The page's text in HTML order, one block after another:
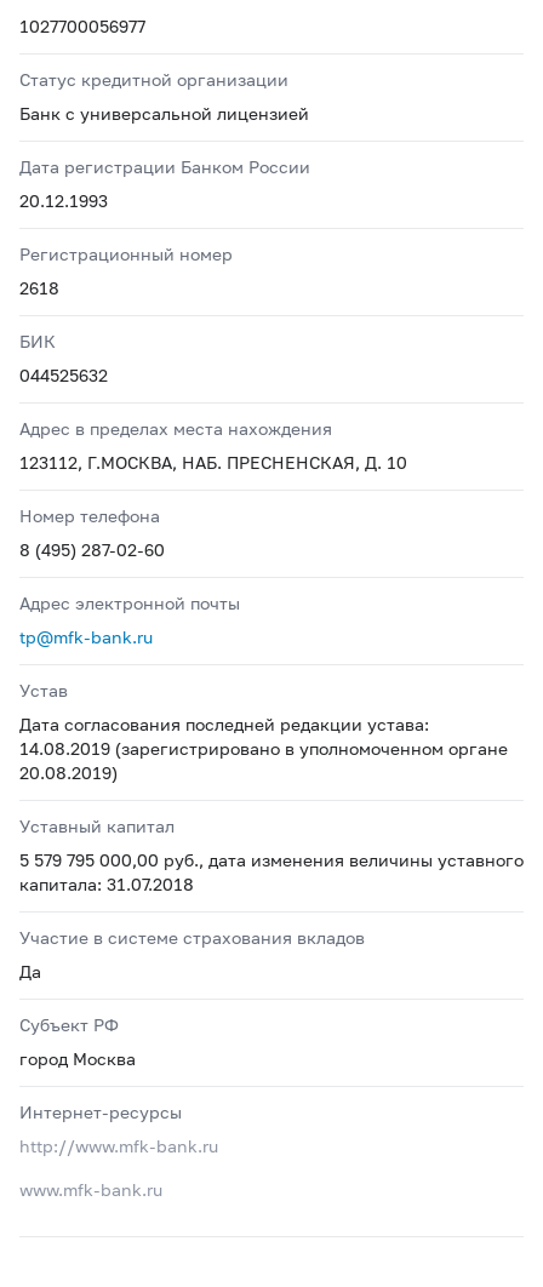
1027700056977
Статус кредитной организации
Банк с универсальной лицензией
Дата регистрации Банком России
20.12.1993
Регистрационный номер
2618
БИК
044525632
Адрес в пределах места нахождения
123112, Г.МОСКВА, НАБ. ПРЕСНЕНСКАЯ, Д. 10
Номер телефона
8 (495) 287-02-60
Адрес электронной почты
tp@mfk-bank.ru
Устав
Дата согласования последней редакции устава:
14.08.2019 (зарегистрировано в уполномоченном органе
20.08.2019)
Уставный капитал
5 579 795 000,00 руб., дата изменения величины уставного
капитала: 31.07.2018
Участие в системе страхования вкладов
Да
Субъект РФ
город Москва
Интернет-ресурсы
http://www.mfk-bank.ru
www.mfk-bank.ru